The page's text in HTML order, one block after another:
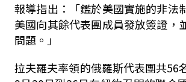
報導指出：「鑑於美國實施的非法
美國向其餘代表團成員發放簽證，
問題。」
拉夫羅夫率領的俄羅斯代表團共56